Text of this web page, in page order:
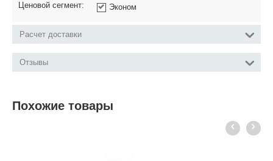
Ценовой сегмент: Эконом
Расчет доставки
Отзывы
Похожие товары